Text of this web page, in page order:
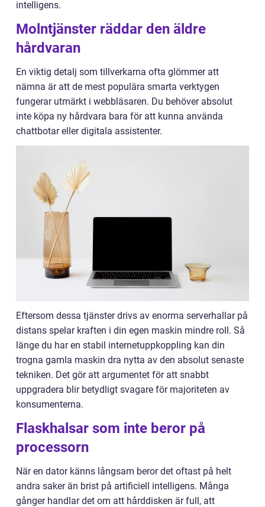
intelligens.
Molntjänster räddar den äldre
hårdvaran
En viktig detalj som tillverkarna ofta glömmer att
nämna är att de mest populära smarta verktygen
fungerar utmärkt i webbläsaren. Du behöver absolut
inte köpa ny hårdvara bara för att kunna använda
chattbotar eller digitala assistenter.
Eftersom dessa tjänster drivs av enorma serverhallar på
distans spelar kraften i din egen maskin mindre roll. Så
länge du har en stabil internetuppkoppling kan din
trogna gamla maskin dra nytta av den absolut senaste
tekniken. Det gör att argumentet för att snabbt
uppgradera blir betydligt svagare för majoriteten av
konsumenterna.
Flaskhalsar som inte beror på
processorn
När en dator känns långsam beror det oftast på helt
andra saker än brist på artificiell intelligens. Många
gånger handlar det om att hårddisken är full, att